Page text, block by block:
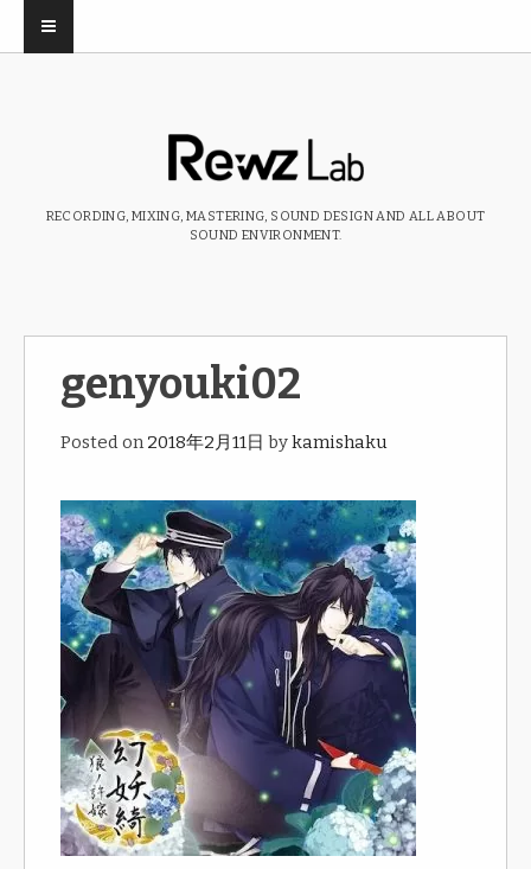
RECORDING, MIXING, MASTERING, SOUND DESIGN AND ALL ABOUT
SOUND ENVIRONMENT.
genyouki02
Posted on2018年2月11日 bykamishaku